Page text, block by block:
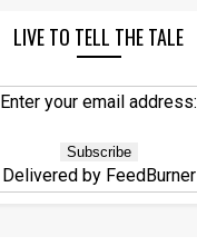
LIVE TO TELL THE TALE
Enter your email address:
Delivered by FeedBurner